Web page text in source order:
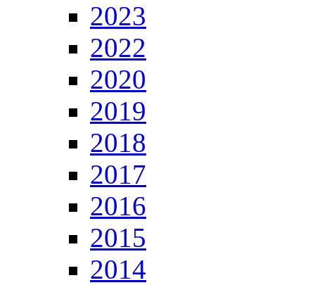
2023
2022
2020
2019
2018
2017
2016
2015
2014